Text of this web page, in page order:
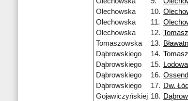
Olechowska
10.
Olechowska
11.
Olechowska
12.
Tomaszowska
13.
Dąbrowskiego
14.
Dąbrowskiego
15. Lodowa
Dąbrowskiego
16.
Dąbrowskiego
17. Dw.
Gojawiczyńskiej 18.